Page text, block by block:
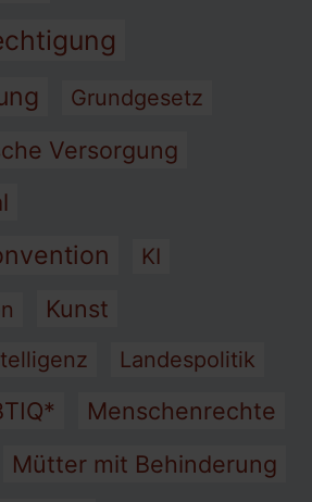
Grundgesetz
Versorgung
KI
Kunst
Landespolitik
Menschenrechte
Mütter mit Behinderung